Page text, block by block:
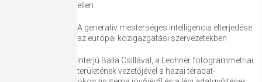
ellen
A generatív mesterséges intelligencia elterjedése
az európai közigazgatási szervezetekben
Interjú Balla Csillával, a Lechner fotogrammetriai
területének vezetőjével a hazai téradat-